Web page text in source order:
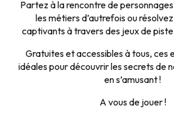
Partez à la rencontre de
les métiers d’autrefois ou
captivants à travers des jeux de
Gratuites et accessibles à tous, ces
idéales pour découvrir les secrets de
en s’amusant !
A vous de jouer !